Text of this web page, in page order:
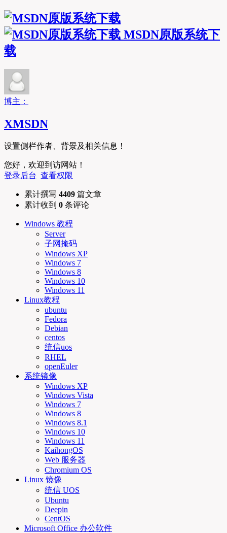
MSDN原版系统下
载
博主：
XMSDN
设置侧栏作者、背景及相关信息！
您好，欢迎到访网站！
登录后台 查看权限
累计撰写 4409 篇文章
累计收到 0 条评论
Windows 教程
Server
子网掩码
Windows XP
Windows 7
Windows 8
Windows 10
Windows 11
Linux教程
ubuntu
Fedora
Debian
centos
统信uos
RHEL
openEuler
系统镜像
Windows XP
Windows Vista
Windows 7
Windows 8
Windows 8.1
Windows 10
Windows 11
KaihongOS
Web 服务器
Chromium OS
Linux 镜像
统信 UOS
Ubuntu
Deepin
CentOS
Microsoft Office 办公软件